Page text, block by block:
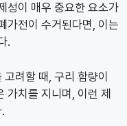
성이 매우 중요한 요소가
가전이 수거된다면, 이는
.
려할 때, 구리 함량이
가치를 지니며, 이런 제